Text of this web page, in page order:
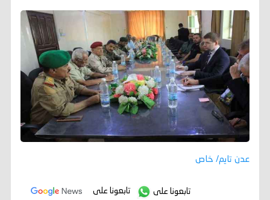
عدن تايم/ خاص
تابعونا على تابعونا على